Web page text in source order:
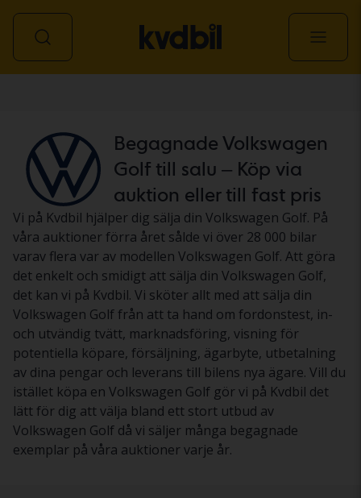
Begagnade Volkswagen
Golf till salu – Köp via
auktion eller till fast pris
Vi på Kvdbil hjälper dig sälja din Volkswagen Golf. På
våra auktioner förra året sålde vi över 28 000 bilar
varav flera var av modellen Volkswagen Golf. Att göra
det enkelt och smidigt att sälja din Volkswagen Golf,
det kan vi på Kvdbil. Vi sköter allt med att sälja din
Volkswagen Golf från att ta hand om fordonstest, in-
och utvändig tvätt, marknadsföring, visning för
potentiella köpare, försäljning, ägarbyte, utbetalning
av dina pengar och leverans till bilens nya ägare. Vill du
istället köpa en Volkswagen Golf gör vi på Kvdbil det
lätt för dig att välja bland ett stort utbud av
Volkswagen Golf då vi säljer många begagnade
exemplar på våra auktioner varje år.